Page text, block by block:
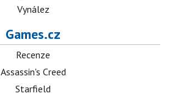
Vynález
Games.cz
Recenze
Assassin's Creed
Starfield